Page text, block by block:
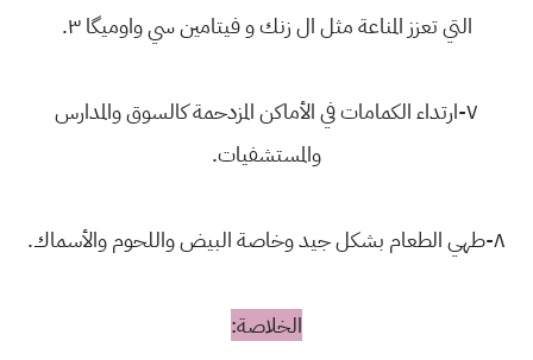
التي تعزز المناعة مثل ال زنك و فيتامين سي واوميگا ٣.
٧-ارتداء الكمامات في الأماكن المزدحمة كالسوق والمدارس
والمستشفيات.
٨-طهي الطعام بشكل جيد وخاصة البيض واللحوم والأسماك.
الخلاصة: